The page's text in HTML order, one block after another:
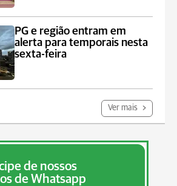
PG e região entram em
alerta para temporais nesta
sexta-feira
Ver mais
de nossos
de Whatsapp